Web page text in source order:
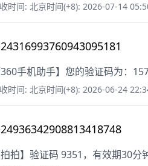
时间: 北京时间(+8): 2026-07-14
360手机助手】您的验证码为：
时间: 北京时间(+8): 2026-06-24
拍拍】验证码 9351，有效期30